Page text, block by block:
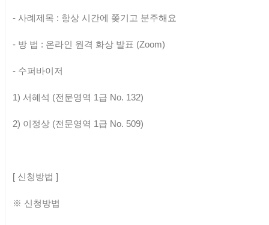
- 사례제목 : 항상 시간에 쫒기고 분주해요
- 방 법 : 온라인 원격 화상 발표 (Zoom)
- 수퍼바이저
1) 서혜석 (전문영역 1 급 No. 132)
2) 이정상 (전문영역 1 급 No. 509)
[ 신청방법 ]
※ 신청방법